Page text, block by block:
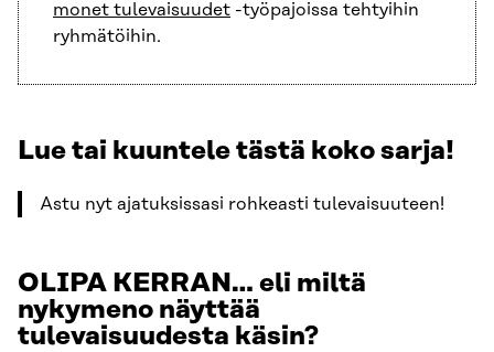
monet tulevaisuudet -työpajoissa tehtyihin
ryhmätöihin.
Lue tai kuuntele tästä koko sarja!
Astu nyt ajatuksissasi rohkeasti tulevaisuuteen!
OLIPA KERRAN… eli miltä
nykymeno näyttää
tulevaisuudesta käsin?